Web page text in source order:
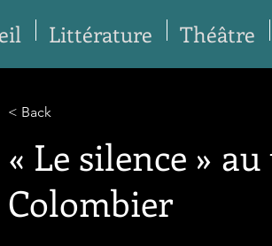
Littérature Théâtre
< Back
« Le silence »
Colombier